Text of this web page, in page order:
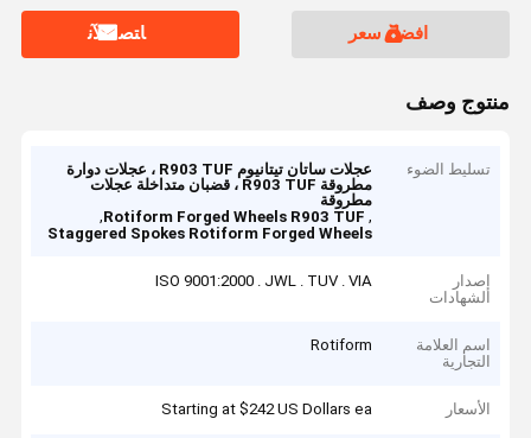
افضل سعر ﺎﺘﺼﻟ ﺍﻶﻧ
منتوج وصف
تسليط الضوء
عجلات ساتان تيتانيوم R903 TUF ، عجلات دوارة
مطروقة R903 TUF ، قضبان متداخلة عجلات
مطروقة
,
Rotiform Forged Wheels R903 TUF
,
Staggered Spokes Rotiform Forged Wheels
إصدار
الشهادات
ISO 9001:2000 . JWL . TUV . VIA
اسم العلامة
التجارية
Rotiform
الأسعار Starting at $242 US Dollars ea